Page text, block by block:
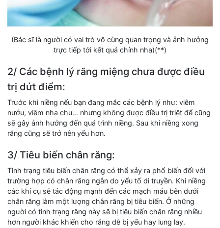
(Bác sĩ là người có vai trò vô cùng quan trọng và ảnh hưởng
trực tiếp tới kết quả chỉnh nha)(**)
2/ Các bệnh lý răng miệng chưa được điều
trị dứt điểm:
Trước khi niềng nếu bạn đang mắc các bệnh lý như: viêm
nướu, viêm nha chu… nhưng không được điều trị triệt để cũng
sẽ gây ảnh hưởng đến quá trình niềng. Sau khi niềng xong
răng cũng sẽ trở nên yếu hơn.
3/ Tiêu biến chân răng:
Tình trạng tiêu biến chân răng có thể xảy ra phổ biến đối với
trường hợp có chân răng ngắn do yếu tố di truyền. Khi niềng
các khí cụ sẽ tác động mạnh đến các mạch máu bên dưới
chân răng làm một lượng chân răng bị tiêu biến. Ở những
người có tình trạng răng này sẽ bị tiêu biến chân răng nhiều
hơn người khác khiến cho răng dễ bị yếu hay lung lay.